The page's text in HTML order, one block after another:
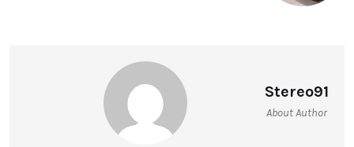
Stereo91
About Author